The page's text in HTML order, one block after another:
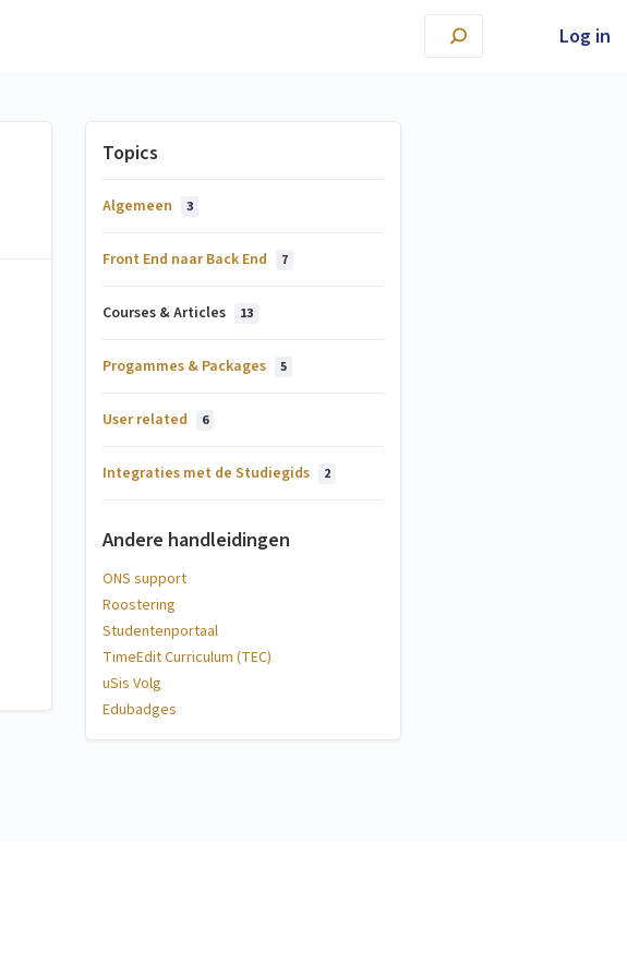
Log in
Topics
Algemeen 3
Front End naar Back End 7
Courses & Articles 13
Progammes & Packages 5
User related 6
Integraties met de Studiegids 2
Andere handleidingen
ONS support
Roostering
Studentenportaal
TimeEdit Curriculum (TEC)
uSis Volg
Edubadges